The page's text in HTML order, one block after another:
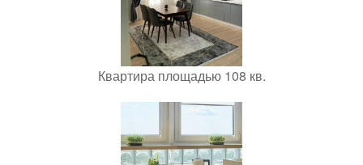
Квартира площадью 108 кв.